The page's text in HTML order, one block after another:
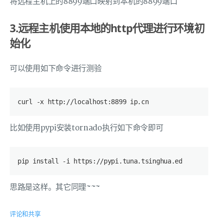
3.远程主机使用本地的http代理进行环境初
始化
可以使用如下命令进行测验
curl -x http://localhost:8899 ip.cn
比如使用pypi安装tornado执行如下命令即可
pip install -i https://pypi.tuna.tsinghua.edu.cn/
思路是这样。其它同理~~~
评论和共享